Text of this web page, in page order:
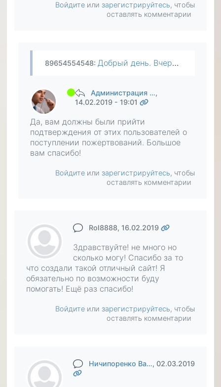
Войдите или зарегистрируйтесь, чтобы
оставлять комментарии
89654554548: Добрый день. Вчера со связью была проблема и боюсь уже спросить у людей, дошли до них деньги или нет. Можно ли, через вас узнать, получили ли эти люди от меня деньги из моего кошелька Яндекс…
Администрация …,
14.02.2019 - 19:01
Да, вам должны были прийти
подтверждения от этих пользователей о
поступлении пожертвований. Большое
вам спасибо!
Войдите или зарегистрируйтесь, чтобы
оставлять комментарии
Rol8888, 16.02.2019
Здравствуйте! не много но
сколько могу! Спасибо за то
что создали такой отличный сайт! Я
обязательно по возможности буду
помогать! Ещё раз спасибо!
Войдите или зарегистрируйтесь, чтобы
оставлять комментарии
Ничипоренко Ва…, 02.03.2019